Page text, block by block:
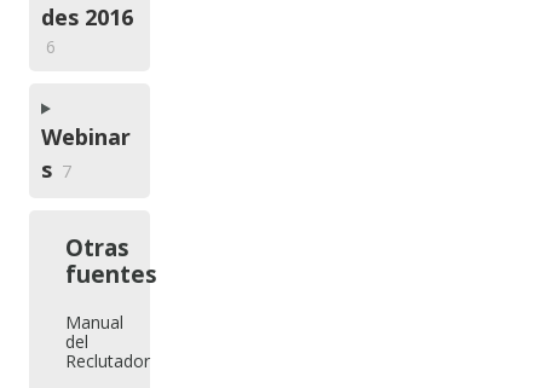
des 2016
6
Webinar
s 7
Otras
fuentes
Manual
del
Reclutador